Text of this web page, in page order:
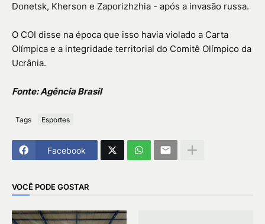
Donetsk, Kherson e Zaporizhzhia - após a invasão russa.
O COI disse na época que isso havia violado a Carta
Olímpica e a integridade territorial do Comitê Olímpico da
Ucrânia.
Fonte: Agência Brasil
Tags Esportes
Facebook
VOCÊ PODE GOSTAR